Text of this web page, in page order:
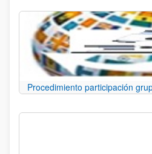
Procedimiento participación